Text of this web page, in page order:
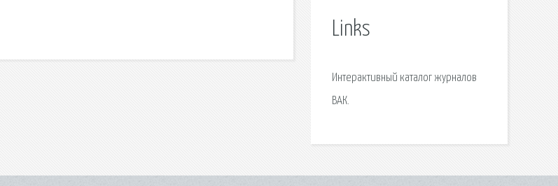
Links
Интерактивный каталог журналов
ВАК.